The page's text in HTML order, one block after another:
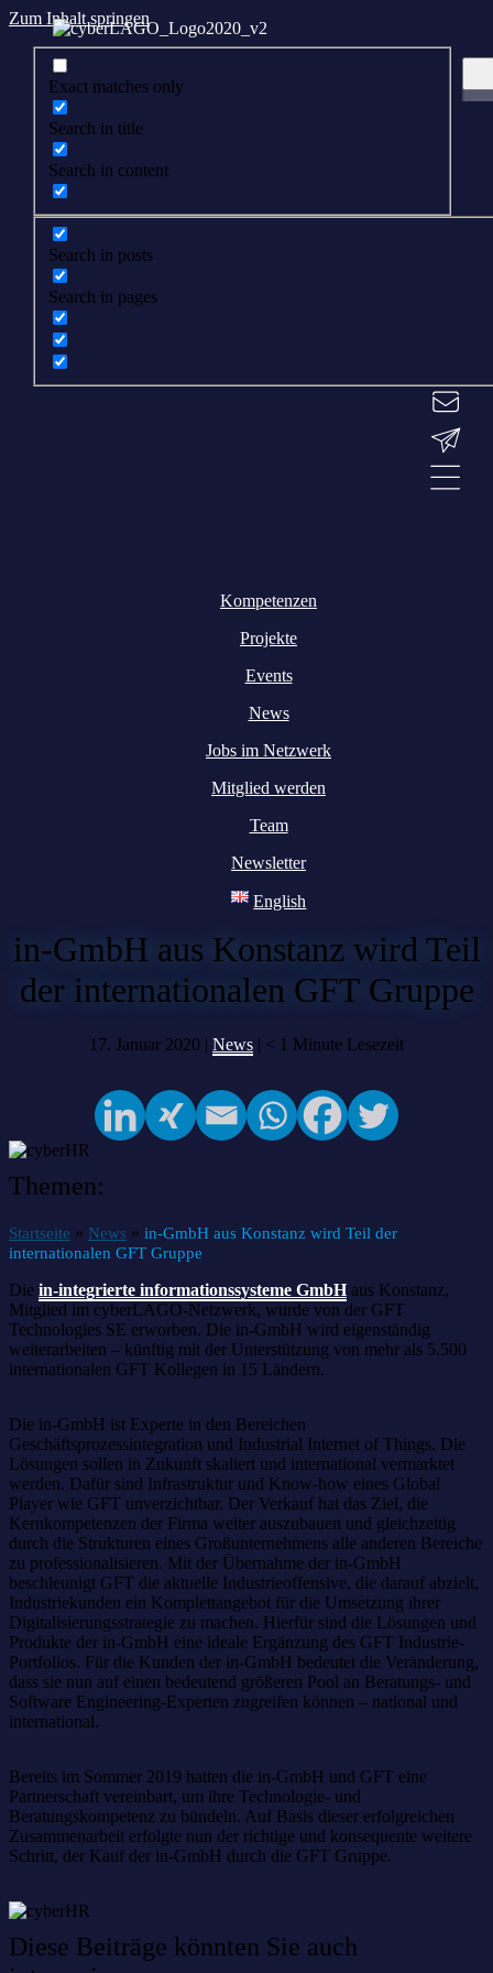
Zum Inhalt springen
Exact matches only
Search in title
Search in content
Search in posts
Search in pages
Kompetenzen
Projekte
Events
News
Jobs im Netzwerk
Mitglied werden
Team
Newsletter
English
in-GmbH aus Konstanz wird Teil
der internationalen GFT Gruppe
17. Januar 2020 | News | < 1 Minute Lesezeit
Themen:
Startseite » News » in-GmbH aus Konstanz wird Teil der
internationalen GFT Gruppe
Die in-integrierte informationssysteme GmbHaus Konstanz,
Mitglied im cyberLAGO-Netzwerk, wurde von der GFT
Technologies SE erworben. Die in-GmbH wird eigenständig
weiterarbeiten – künftig mit der Unterstützung von mehr als 5.500
internationalen GFT Kollegen in 15 Ländern.
Die in-GmbH ist Experte in den Bereichen
Geschäftsprozessintegration und Industrial Internet of Things. Die
Lösungen sollen in Zukunft skaliert und international vermarktet
werden. Dafür sind Infrastruktur und Know-how eines Global
Player wie GFT unverzichtbar. Der Verkauf hat das Ziel, die
Kernkompetenzen der Firma weiter auszubauen und gleichzeitig
durch die Strukturen eines Großunternehmens alle anderen Bereiche
zu professionalisieren. Mit der Übernahme der in-GmbH
beschleunigt GFT die aktuelle Industrieoffensive, die darauf abzielt,
Industriekunden ein Komplettangebot für die Umsetzung ihrer
Digitalisierungsstrategie zu machen. Hierfür sind die Lösungen und
Produkte der in-GmbH eine ideale Ergänzung des GFT Industrie-
Portfolios. Für die Kunden der in-GmbH bedeutet die Veränderung,
dass sie nun auf einen bedeutend größeren Pool an Beratungs- und
Software Engineering-Experten zugreifen können – national und
international.
Bereits im Sommer 2019 hatten die in-GmbH und GFT eine
Partnerschaft vereinbart, um ihre Technologie- und
Beratungskompetenz zu bündeln. Auf Basis dieser erfolgreichen
Zusammenarbeit erfolgte nun der richtige und konsequente weitere
Schritt, der Kauf der in-GmbH durch die GFT Gruppe.
Diese Beiträge könnten Sie auch